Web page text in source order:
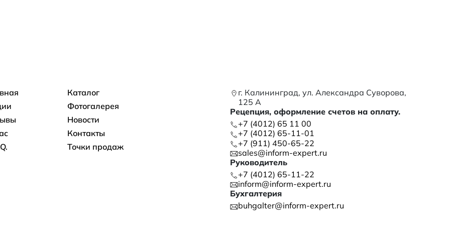
навигацияКаталог
Фотогалерея
Новости
Контакты
Точки продаж
г. Калининград, ул. Александра Суворова,
125 А
Рецепция, оформление счетов на оплату.
+7 (4012) 65 11 00
+7 (4012) 65-11-01
+7 (911) 450-65-22
sales@inform-expert.ru
Руководитель
+7 (4012) 65-11-22
inform@inform-expert.ru
Бухгалтерия
buhgalter@inform-expert.ru